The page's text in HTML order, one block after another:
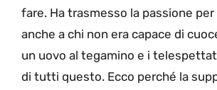
fare. Ha trasmesso la passione per
anche a chi non era capace di
un uovo al tegamino e i
di tutti questo. Ecco perché la